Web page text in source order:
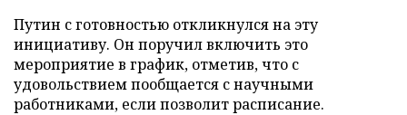
Путин с готовностью откликнулся на эту
инициативу. Он поручил включить это
мероприятие в график, отметив, что с
удовольствием пообщается с научными
работниками, если позволит расписание.